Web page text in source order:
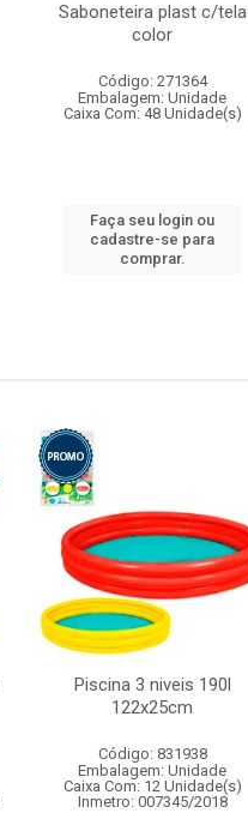
Saboneteira plast c/tela
color
Código: 271364
Embalagem: Unidade
Caixa Com: 48 Unidade(s)
Faça seu login ou
cadastre-se para
comprar.
Piscina 3 niveis 190l
122x25cm
Código: 831938
Embalagem: Unidade
Caixa Com: 12 Unidade(s)
Inmetro: 007345/2018